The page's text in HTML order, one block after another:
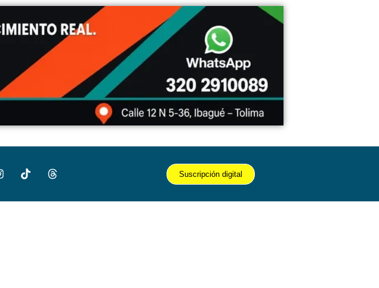
Suscripción digital